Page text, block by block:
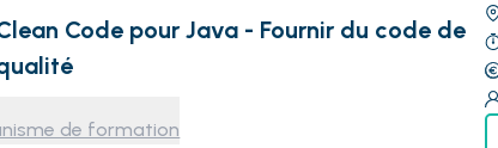
Code pour Java - Fournir du code de
de formation